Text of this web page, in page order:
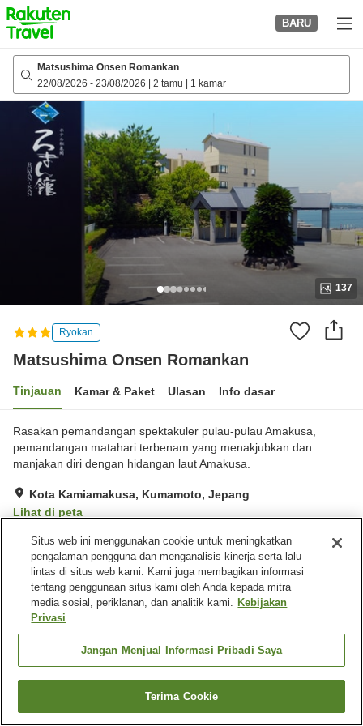
to
top
page
BARU
Matsushima Onsen Romankan
22/08/2026 - 23/08/2026 2 tamu 1 kamar
137
Ryokan
Matsushima Onsen Romankan
Tinjauan Kamar & Paket Ulasan Info dasar
Rasakan pemandangan spektakuler pulau-pulau Amakusa,
pemandangan matahari terbenam yang menakjubkan dan
manjakan diri dengan hidangan laut Amakusa.
Kota Kamiamakusa, Kumamoto, Jepang
Lihat di peta
Hebat Ulasan:106
Fasilitas properti
Tempat parkir
Lounge
Kafe
Beranda Jepang Kumamoto
Kota Kamiamakusa
Matsushima Onsen Romankan
Cari kamar
Situs web ini menggunakan cookie untuk meningkatkan
pengalaman pengguna dan menganalisis kinerja serta lalu
lintas di situs web kami. Kami juga membagikan informasi
tentang penggunaan situs kami oleh Anda kepada mitra
media sosial, periklanan, dan analitik kami. Kebijakan
Privasi
Jangan Menjual Informasi Pribadi Saya
Terima Cookie